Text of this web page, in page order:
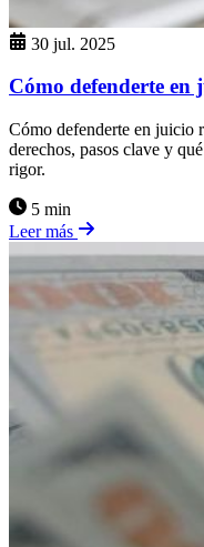
30 jul. 2025
Cómo defenderte
Cómo defenderte en juicio
derechos, pasos clave y
rigor.
5 min
Leer más